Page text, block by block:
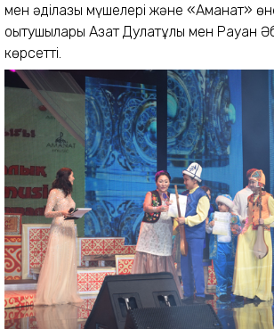
мен әділқазы мүшелері және «Аманат»
оқытушылары Азат Дулатұлы мен Рауан
көрсетті.